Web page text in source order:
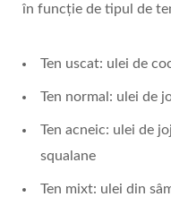
în funcție de tipul de
Ten uscat: ulei de
Ten normal: ulei de
Ten acneic: ulei de
squalane
Ten mixt: ulei din